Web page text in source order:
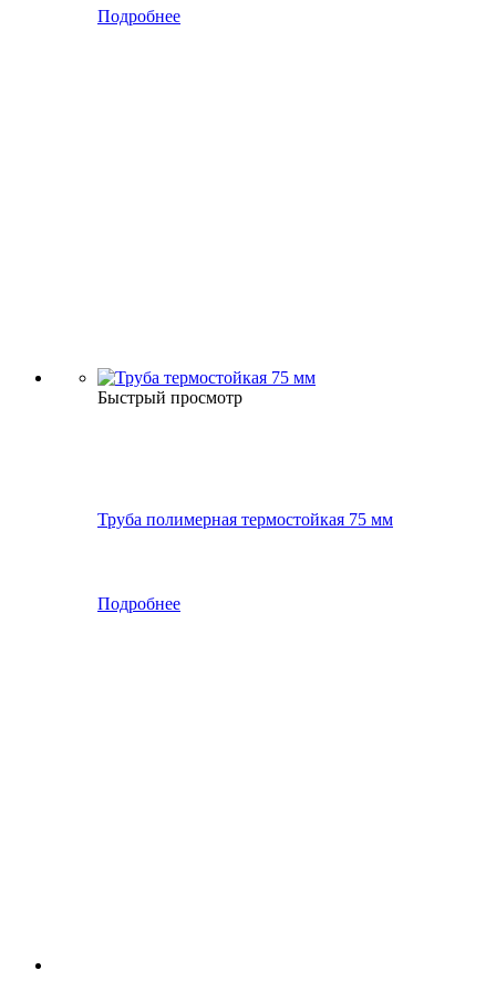
Подробнее
Быстрый просмотр
Труба полимерная термостойкая 75 мм
Подробнее